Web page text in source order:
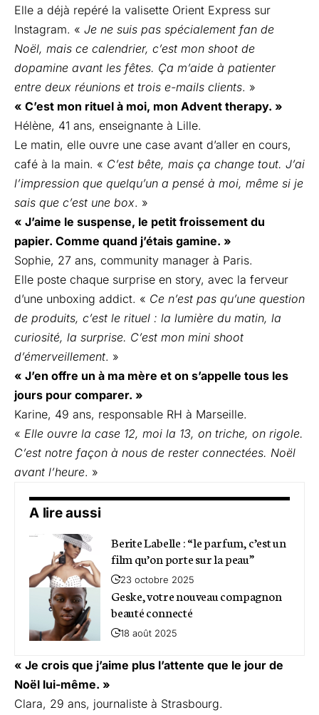
Elle a déjà repéré la valisette Orient Express sur
Instagram. « Je ne suis pas spécialement fan de
Noël, mais ce calendrier, c’est mon shoot de
dopamine avant les fêtes. Ça m’aide à patienter
entre deux réunions et trois e-mails clients. »
« C’est mon rituel à moi, mon Advent therapy. »
Hélène, 41 ans, enseignante à Lille.
Le matin, elle ouvre une case avant d’aller en cours,
café à la main. « C’est bête, mais ça change tout. J’ai
l’impression que quelqu’un a pensé à moi, même si je
sais que c’est une box. »
« J’aime le suspense, le petit froissement du
papier. Comme quand j’étais gamine. »
Sophie, 27 ans, community manager à Paris.
Elle poste chaque surprise en story, avec la ferveur
d’une unboxing addict. « Ce n’est pas qu’une question
de produits, c’est le rituel : la lumière du matin, la
curiosité, la surprise. C’est mon mini shoot
d’émerveillement. »
« J’en offre un à ma mère et on s’appelle tous les
jours pour comparer. »
Karine, 49 ans, responsable RH à Marseille.
« Elle ouvre la case 12, moi la 13, on triche, on rigole.
C’est notre façon à nous de rester connectées. Noël
avant l’heure. »
A lire aussi
Berite Labelle : “le parfum, c’est un
film qu’on porte sur la peau”
23 octobre 2025
Geske, votre nouveau compagnon
beauté connecté
18 août 2025
« Je crois que j’aime plus l’attente que le jour de
Noël lui-même. »
Clara, 29 ans, journaliste à Strasbourg.